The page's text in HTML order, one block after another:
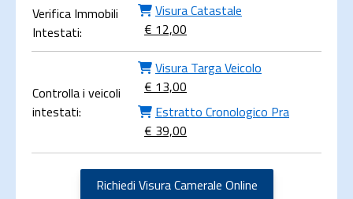
Verifica Immobili
Intestati:
Visura Catastale
€ 12,00
Controlla i veicoli
intestati:
Visura Targa Veicolo
€ 13,00
Estratto Cronologico Pra
€ 39,00
Richiedi Visura Camerale Online